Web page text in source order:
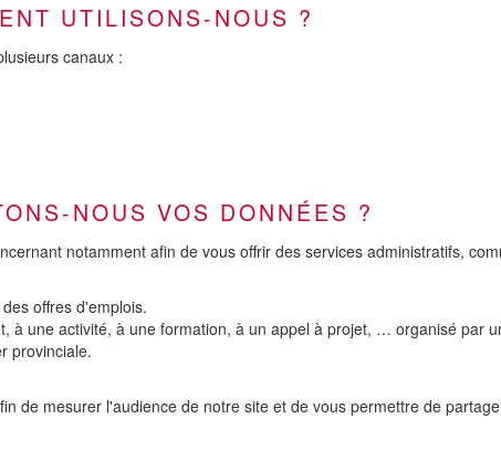
UTILISONS-NOUS ?
canaux :
NOUS VOS DONNÉES ?
notamment afin de vous offrir des services administratifs,
offres d'emplois.
à une activité, à une formation, à un appel à projet, … organisé par
provinciale.
de mesurer l'audience de notre site et de vous permettre de